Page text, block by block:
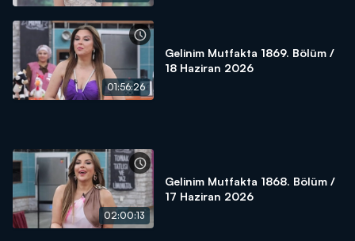
01:56:26
Gelinim Mutfakta 1869. Bölüm /
18 Haziran 2026
02:00:13
Gelinim Mutfakta 1868. Bölüm /
17 Haziran 2026